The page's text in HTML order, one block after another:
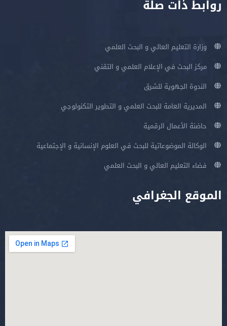
روابط ذات صلة
وزارة التعليم العالي و البحث العلمي
مركز البحث في الإعلام العلمي و التقني
الندوة الجهوية للشرق
المديرية العامة للبحث العلمي و التطوير التكنولوجي
حاضنة الأعمال الرقمية
الوكالة الموضوعاتية للبحث في العلوم الإنسانية و الإجتماعية
فضاء التعليم العالي و البحث العلمي
الموقع الجغرافي